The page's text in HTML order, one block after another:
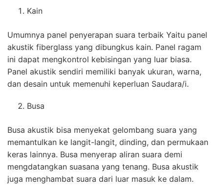
Kain
Umumnya panel penyerapan suara terbaik Yaitu panel
akustik fiberglass yang dibungkus kain. Panel ragam
ini dapat mengkontrol kebisingan yang luar biasa.
Panel akustik sendiri memiliki banyak ukuran, warna,
dan desain untuk memenuhi keperluan Saudara/i.
Busa
Busa akustik bisa menyekat gelombang suara yang
memantulkan ke langit-langit, dinding, dan permukaan
keras lainnya. Busa menyerap aliran suara demi
mengdatangkan suasana yang tenang. Busa akustik
juga menghambat suara dari luar masuk ke dalam.